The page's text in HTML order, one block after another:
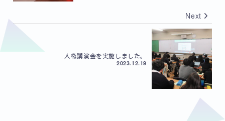
Next
人権講演会を実施しました。
2023.12.19